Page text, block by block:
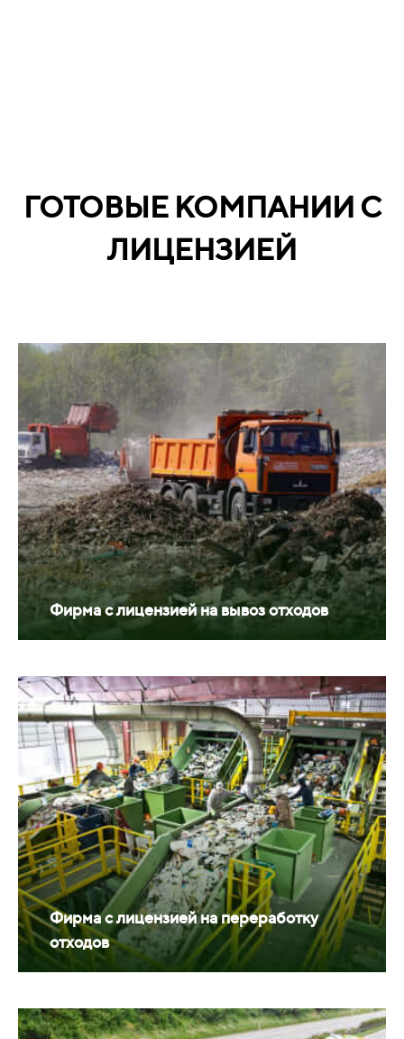
ГОТОВЫЕ КОМПАНИИ С
ЛИЦЕНЗИЕЙ
Фирма с лицензией на вывоз отходов
Фирма с лицензией на переработку
отходов